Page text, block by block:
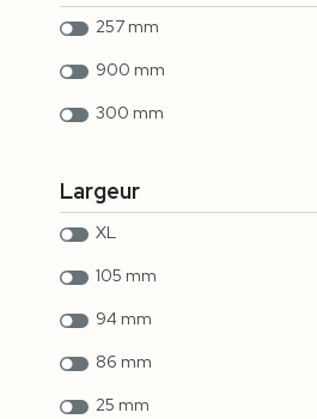
257 mm
900 mm
300 mm
Largeur
XL
105 mm
94 mm
86 mm
25 mm